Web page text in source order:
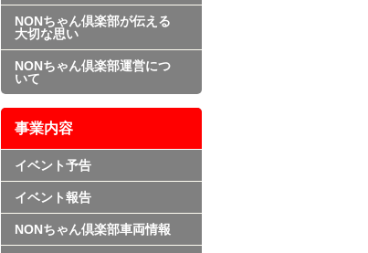
NONちゃん倶楽部が伝える
大切な思い
NONちゃん倶楽部運営につ
いて
事業内容
イベント予告
イベント報告
NONちゃん倶楽部車両情報